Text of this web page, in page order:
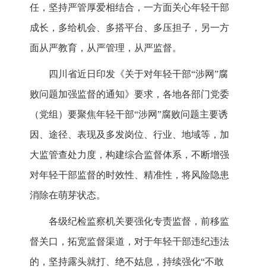
任，坚持严管厚爱相结合，一方面关心年轻干部
成长，多给机会、多搭平台、多压担子，另一方
面从严教育，从严管理，从严监督。
四川省近日印发《关于对年轻干部“涉网”腐
败问题加强监督的通知》要求，各地各部门党委
（党组）要聚焦年轻干部“涉网”腐败问题主要诱
因、途径、表现及多发岗位、行业、地域等，加
大监管查处力度，构建综合监督体系，不断增强
对年轻干部监督的时效性、精准性，将风险隐患
消除在萌芽状态。
各级纪检监察机关要强化专责监督，前移监
督关口，拓宽监督渠道，对于年轻干部违纪违法
的，坚持露头就打、绝不姑息，持续强化“不敢